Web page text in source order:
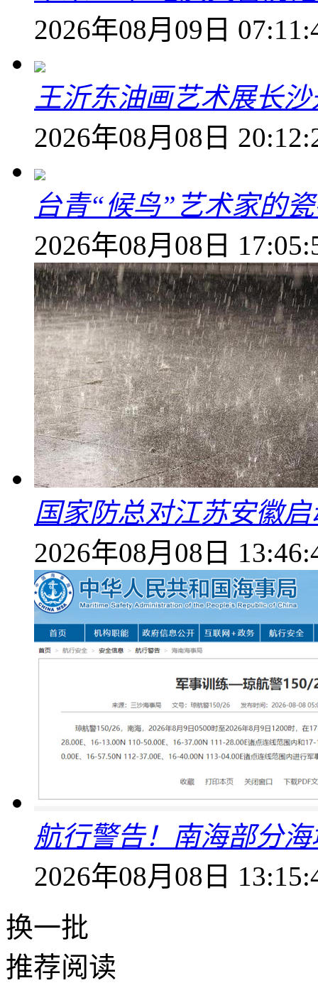
2026年08月09日
王沂东油画艺术展长
2026年08月08日
台青“候鸟”艺术家的
2026年08月08日
国家防总对江苏安徽
2026年08月08日
航行警告！南海部分
2026年08月08日
换一批
推荐阅读